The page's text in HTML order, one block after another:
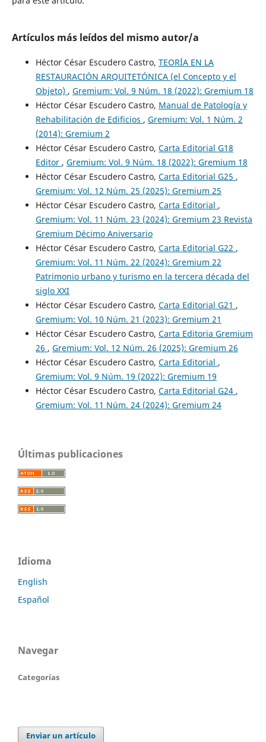
Artículos más leídos del mismo autor/a
Héctor César Escudero Castro, TEORÍA EN LA
RESTAURACIÓN ARQUITETÓNICA (el Concepto y el
Objeto) , Gremium: Vol. 9 Núm. 18 (2022): Gremium 18
Héctor César Escudero Castro, Manual de Patología y
Rehabilitación de Edificios , Gremium: Vol. 1 Núm. 2
(2014): Gremium 2
Héctor César Escudero Castro, Carta Editorial G18
Editor , Gremium: Vol. 9 Núm. 18 (2022): Gremium 18
Héctor César Escudero Castro, Carta Editorial G25 ,
Gremium: Vol. 12 Núm. 25 (2025): Gremium 25
Héctor César Escudero Castro, Carta Editorial ,
Gremium: Vol. 11 Núm. 23 (2024): Gremium 23 Revista
Gremium Décimo Aniversario
Héctor César Escudero Castro, Carta Editorial G22 ,
Gremium: Vol. 11 Núm. 22 (2024): Gremium 22
Patrimonio urbano y turismo en la tercera década del
siglo XXI
Héctor César Escudero Castro, Carta Editorial G21 ,
Gremium: Vol. 10 Núm. 21 (2023): Gremium 21
Héctor César Escudero Castro, Carta Editoria Gremium
26 , Gremium: Vol. 12 Núm. 26 (2025): Gremium 26
Héctor César Escudero Castro, Carta Editorial ,
Gremium: Vol. 9 Núm. 19 (2022): Gremium 19
Héctor César Escudero Castro, Carta Editorial G24 ,
Gremium: Vol. 11 Núm. 24 (2024): Gremium 24
Últimas publicaciones
Idioma
English
Español
Navegar
Categorías
Enviar un artículo